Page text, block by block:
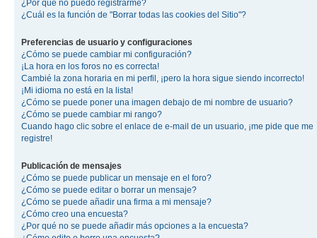
¿Por qué no puedo registrarme?
¿Cuál es la función de "Borrar todas las cookies del Sitio"?
Preferencias de usuario y configuraciones
¿Cómo se puede cambiar mi configuración?
¡La hora en los foros no es correcta!
Cambié la zona horaria en mi perfil, ¡pero la hora sigue siendo incorrecto!
¡Mi idioma no está en la lista!
¿Cómo se puede poner una imagen debajo de mi nombre de usuario?
¿Cómo se puede cambiar mi rango?
Cuando hago clic sobre el enlace de e-mail de un usuario, ¡me pide que me
registre!
Publicación de mensajes
¿Cómo se puede publicar un mensaje en el foro?
¿Cómo se puede editar o borrar un mensaje?
¿Cómo se puede añadir una firma a mi mensaje?
¿Cómo creo una encuesta?
¿Por qué no se puede añadir más opciones a la encuesta?